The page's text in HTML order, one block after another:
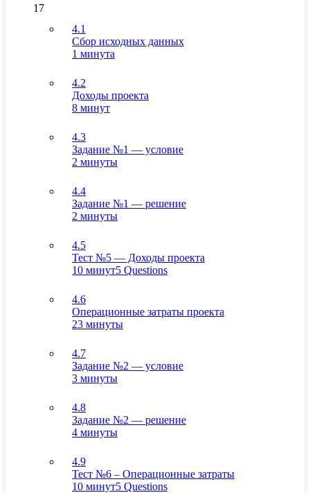
17
4.1
Сбор исходных данных
1 минута
4.2
Доходы проекта
8 минут
4.3
Задание №1 — условие
2 минуты
4.4
Задание №1 — решение
2 минуты
4.5
Тест №5 — Доходы проекта
10 минут5 Questions
4.6
Операционные затраты проекта
23 минуты
4.7
Задание №2 — условие
3 минуты
4.8
Задание №2 — решение
4 минуты
4.9
Тест №6 – Операционные затраты
10 минут5 Questions